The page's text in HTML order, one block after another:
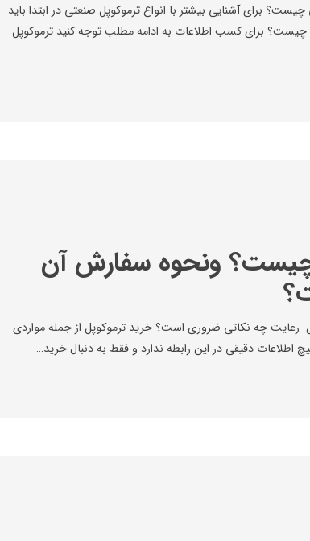
برای آشنایی بیشتر با انواع ترموکوپل صنعتی در ابتدا باید
چیست؟ برای کسب اطلاعات به ادامه مطلب توجه کنید ترموکوپل
چیست؟ ونحوه سفارش آن
رعایت چه نکاتی ضروری است؟ خرید ترموکوپل از جمله مواردی
دقیقی در این رابطه ندارد و فقط به دنبال خرید…